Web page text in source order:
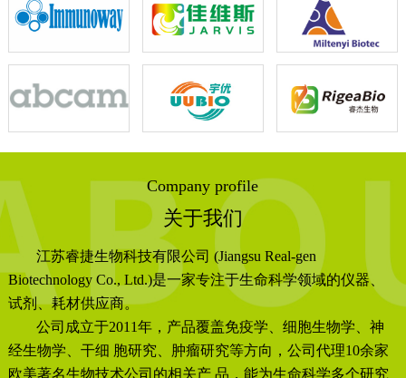
Company profile
关于我们
江苏睿捷生物科技有限公司 (Jiangsu Real-gen
Biotechnology Co., Ltd.)是一家专注于生命科学领域的仪器、
试剂、耗材供应商。
公司成立于2011年，产品覆盖免疫学、细胞生物学、神
经生物学、干细 胞研究、肿瘤研究等方向，公司代理10余家
欧美著名生物技术公司的相关产 品，能为生命科学多个研究